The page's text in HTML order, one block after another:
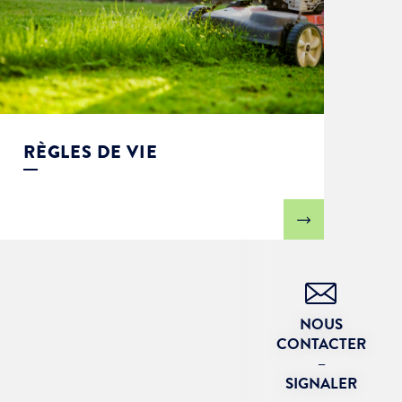
RÈGLES DE VIE
NOUS
CONTACTER
–
SIGNALER